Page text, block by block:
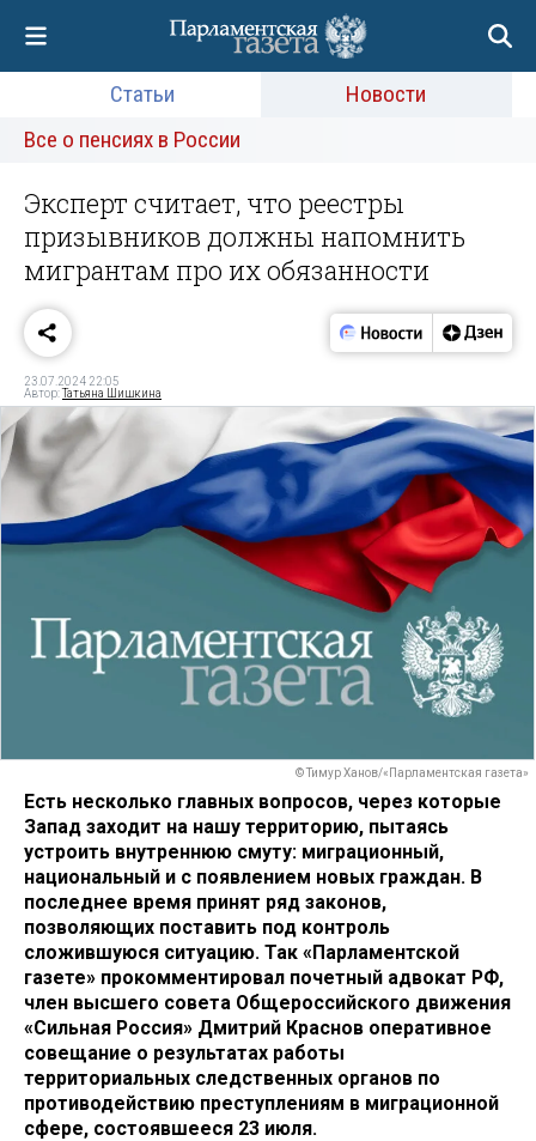
Статьи
Новости
Все о пенсиях в России
Эксперт считает, что реестры
призывников должны напомнить
мигрантам про их обязанности
23.07.2024 22:05
Автор:Татьяна Шишкина
© Тимур Ханов/«Парламентская газета»
Есть несколько главных вопросов, через которые
Запад заходит на нашу территорию, пытаясь
устроить внутреннюю смуту: миграционный,
национальный и с появлением новых граждан. В
последнее время принят ряд законов,
позволяющих поставить под контроль
сложившуюся ситуацию. Так «Парламентской
газете» прокомментировал почетный адвокат РФ,
член высшего совета Общероссийского движения
«Сильная Россия» Дмитрий Краснов оперативное
совещание о результатах работы
территориальных следственных органов по
противодействию преступлениям в миграционной
сфере, состоявшееся 23 июля.